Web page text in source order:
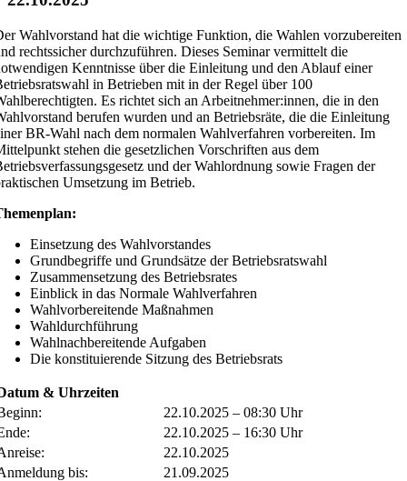
Wahlvorstand hat die wichtige Funktion, die Wahlen vorzubereiten
rechtssicher durchzuführen. Dieses Seminar vermittelt die
Kenntnisse über die Einleitung und den Ablauf einer
in Betrieben mit in der Regel über 100
Es richtet sich an Arbeitnehmer:innen, die in den
berufen wurden und an Betriebsräte, die die Einleitung
BR-Wahl nach dem normalen Wahlverfahren vorbereiten. Im
stehen die gesetzlichen Vorschriften aus dem
und der Wahlordnung sowie Fragen der
Umsetzung im Betrieb.
Einsetzung des Wahlvorstandes
Grundbegriffe und Grundsätze der Betriebsratswahl
Zusammensetzung des Betriebsrates
Einblick in das Normale Wahlverfahren
Wahlvorbereitende Maßnahmen
Wahldurchführung
Wahlnachbereitende Aufgaben
Die konstituierende Sitzung des Betriebsrats
& Uhrzeiten
22.10.2025 – 08:30 Uhr
22.10.2025 – 16:30 Uhr
22.10.2025
bis:
21.09.2025